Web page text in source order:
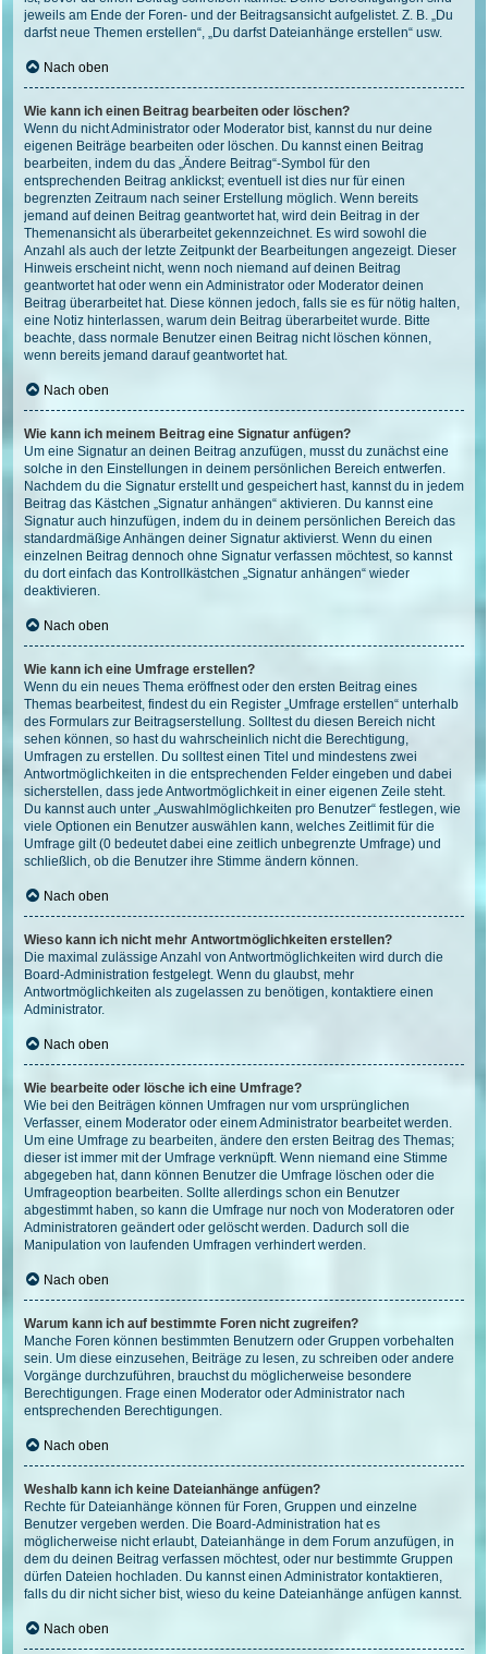
jeweils am Ende der Foren- und der Beitragsansicht aufgelistet. Z. B. „Du
darfst neue Themen erstellen“, „Du darfst Dateianhänge erstellen“ usw.
Nach oben
Wie kann ich einen Beitrag bearbeiten oder löschen?
Wenn du nicht Administrator oder Moderator bist, kannst du nur deine
eigenen Beiträge bearbeiten oder löschen. Du kannst einen Beitrag
bearbeiten, indem du das „Ändere Beitrag“-Symbol für den
entsprechenden Beitrag anklickst; eventuell ist dies nur für einen
begrenzten Zeitraum nach seiner Erstellung möglich. Wenn bereits
jemand auf deinen Beitrag geantwortet hat, wird dein Beitrag in der
Themenansicht als überarbeitet gekennzeichnet. Es wird sowohl die
Anzahl als auch der letzte Zeitpunkt der Bearbeitungen angezeigt. Dieser
Hinweis erscheint nicht, wenn noch niemand auf deinen Beitrag
geantwortet hat oder wenn ein Administrator oder Moderator deinen
Beitrag überarbeitet hat. Diese können jedoch, falls sie es für nötig halten,
eine Notiz hinterlassen, warum dein Beitrag überarbeitet wurde. Bitte
beachte, dass normale Benutzer einen Beitrag nicht löschen können,
wenn bereits jemand darauf geantwortet hat.
Nach oben
Wie kann ich meinem Beitrag eine Signatur anfügen?
Um eine Signatur an deinen Beitrag anzufügen, musst du zunächst eine
solche in den Einstellungen in deinem persönlichen Bereich entwerfen.
Nachdem du die Signatur erstellt und gespeichert hast, kannst du in jedem
Beitrag das Kästchen „Signatur anhängen“ aktivieren. Du kannst eine
Signatur auch hinzufügen, indem du in deinem persönlichen Bereich das
standardmäßige Anhängen deiner Signatur aktivierst. Wenn du einen
einzelnen Beitrag dennoch ohne Signatur verfassen möchtest, so kannst
du dort einfach das Kontrollkästchen „Signatur anhängen“ wieder
deaktivieren.
Nach oben
Wie kann ich eine Umfrage erstellen?
Wenn du ein neues Thema eröffnest oder den ersten Beitrag eines
Themas bearbeitest, findest du ein Register „Umfrage erstellen“ unterhalb
des Formulars zur Beitragserstellung. Solltest du diesen Bereich nicht
sehen können, so hast du wahrscheinlich nicht die Berechtigung,
Umfragen zu erstellen. Du solltest einen Titel und mindestens zwei
Antwortmöglichkeiten in die entsprechenden Felder eingeben und dabei
sicherstellen, dass jede Antwortmöglichkeit in einer eigenen Zeile steht.
Du kannst auch unter „Auswahlmöglichkeiten pro Benutzer“ festlegen, wie
viele Optionen ein Benutzer auswählen kann, welches Zeitlimit für die
Umfrage gilt (0 bedeutet dabei eine zeitlich unbegrenzte Umfrage) und
schließlich, ob die Benutzer ihre Stimme ändern können.
Nach oben
Wieso kann ich nicht mehr Antwortmöglichkeiten erstellen?
Die maximal zulässige Anzahl von Antwortmöglichkeiten wird durch die
Board-Administration festgelegt. Wenn du glaubst, mehr
Antwortmöglichkeiten als zugelassen zu benötigen, kontaktiere einen
Administrator.
Nach oben
Wie bearbeite oder lösche ich eine Umfrage?
Wie bei den Beiträgen können Umfragen nur vom ursprünglichen
Verfasser, einem Moderator oder einem Administrator bearbeitet werden.
Um eine Umfrage zu bearbeiten, ändere den ersten Beitrag des Themas;
dieser ist immer mit der Umfrage verknüpft. Wenn niemand eine Stimme
abgegeben hat, dann können Benutzer die Umfrage löschen oder die
Umfrageoption bearbeiten. Sollte allerdings schon ein Benutzer
abgestimmt haben, so kann die Umfrage nur noch von Moderatoren oder
Administratoren geändert oder gelöscht werden. Dadurch soll die
Manipulation von laufenden Umfragen verhindert werden.
Nach oben
Warum kann ich auf bestimmte Foren nicht zugreifen?
Manche Foren können bestimmten Benutzern oder Gruppen vorbehalten
sein. Um diese einzusehen, Beiträge zu lesen, zu schreiben oder andere
Vorgänge durchzuführen, brauchst du möglicherweise besondere
Berechtigungen. Frage einen Moderator oder Administrator nach
entsprechenden Berechtigungen.
Nach oben
Weshalb kann ich keine Dateianhänge anfügen?
Rechte für Dateianhänge können für Foren, Gruppen und einzelne
Benutzer vergeben werden. Die Board-Administration hat es
möglicherweise nicht erlaubt, Dateianhänge in dem Forum anzufügen, in
dem du deinen Beitrag verfassen möchtest, oder nur bestimmte Gruppen
dürfen Dateien hochladen. Du kannst einen Administrator kontaktieren,
falls du dir nicht sicher bist, wieso du keine Dateianhänge anfügen kannst.
Nach oben